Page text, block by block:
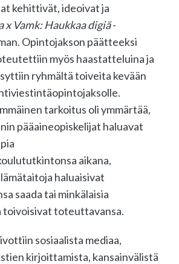
kehittivät, ideoivat ja
x Vamk: Haukkaa digiä-
Opintojakson päätteeksi
myös haastatteluina ja
ryhmältä toiveita kevään
tarkoitus oli ymmärtää,
pääaineopiskelijat haluavat
aikana,
haluaisivat
saada tai minkälaisia
toteuttavansa.
sosiaalista mediaa,
kirjoittamista, kansainvälistä